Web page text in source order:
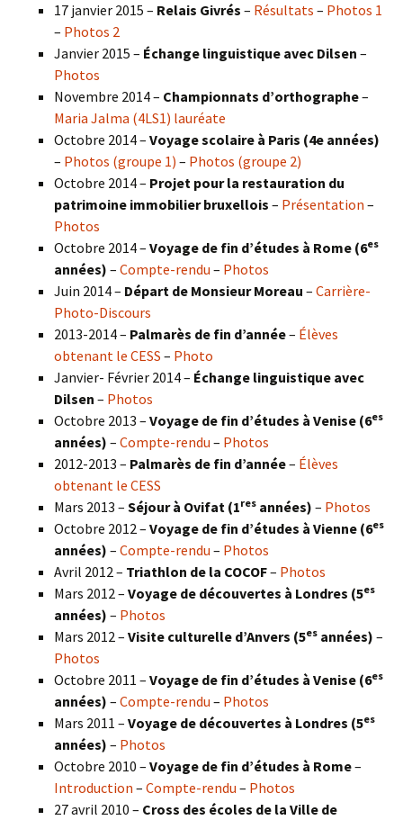
17 janvier 2015 – Relais Givrés – Résultats – Photos 1
– Photos 2
Janvier 2015 – Échange linguistique avec Dilsen –
Photos
Novembre 2014 – Championnats d’orthographe–
Maria Jalma (4LS1) lauréate
Octobre 2014 – Voyage scolaire à Paris (4e années)
– Photos (groupe 1) – Photos (groupe 2)
Octobre 2014 – Projet pour la restauration du
patrimoine immobilier bruxellois – Présentation –
Photos
Octobre 2014 – Voyage de fin d’études à Rome (6es
années) – Compte-rendu – Photos
Juin 2014 – Départ de Monsieur Moreau – Carrière-
Photo-Discours
2013-2014 – Palmarès de fin d’année– Élèves
obtenant le CESS – Photo
Janvier- Février 2014 – Échange linguistique avec
Dilsen – Photos
Octobre 2013 – Voyage de fin d’études à Venise (6es
années) – Compte-rendu – Photos
2012-2013 – Palmarès de fin d’année– Élèves
obtenant le CESS
Mars 2013 – Séjour à Ovifat (1res années) – Photos
Octobre 2012 – Voyage de fin d’études à Vienne (6es
années) – Compte-rendu – Photos
Avril 2012 – Triathlon de la COCOF– Photos
Mars 2012 – Voyage de découvertes à Londres (5es
années) – Photos
Mars 2012 – Visite culturelle d’Anvers (5es années) –
Photos
Octobre 2011 – Voyage de fin d’études à Venise (6es
années) – Compte-rendu – Photos
Mars 2011 – Voyage de découvertes à Londres (5es
années) – Photos
Octobre 2010 – Voyage de fin d’études à Rome–
Introduction – Compte-rendu – Photos
27 avril 2010 – Cross des écoles de la Ville de